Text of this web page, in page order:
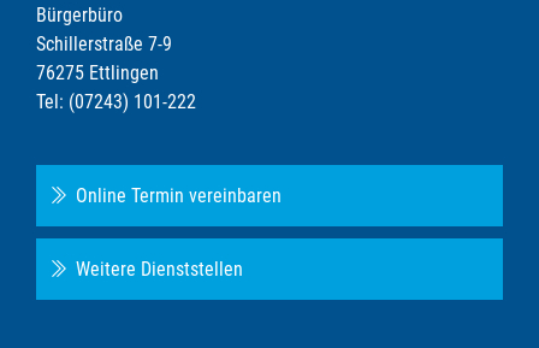
Bürgerbüro
Schillerstraße 7-9
76275 Ettlingen
Tel: (07243) 101-222
Online Termin vereinbaren
Weitere Dienststellen